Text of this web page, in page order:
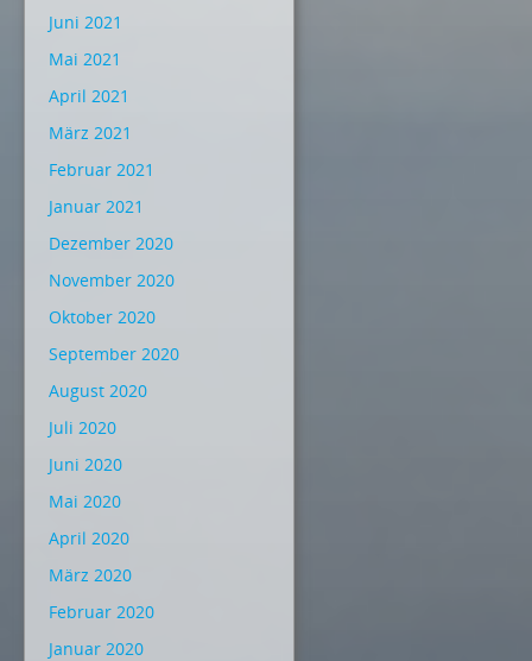
Juni 2021
Mai 2021
April 2021
März 2021
Februar 2021
Januar 2021
Dezember 2020
November 2020
Oktober 2020
September 2020
August 2020
Juli 2020
Juni 2020
Mai 2020
April 2020
März 2020
Februar 2020
Januar 2020